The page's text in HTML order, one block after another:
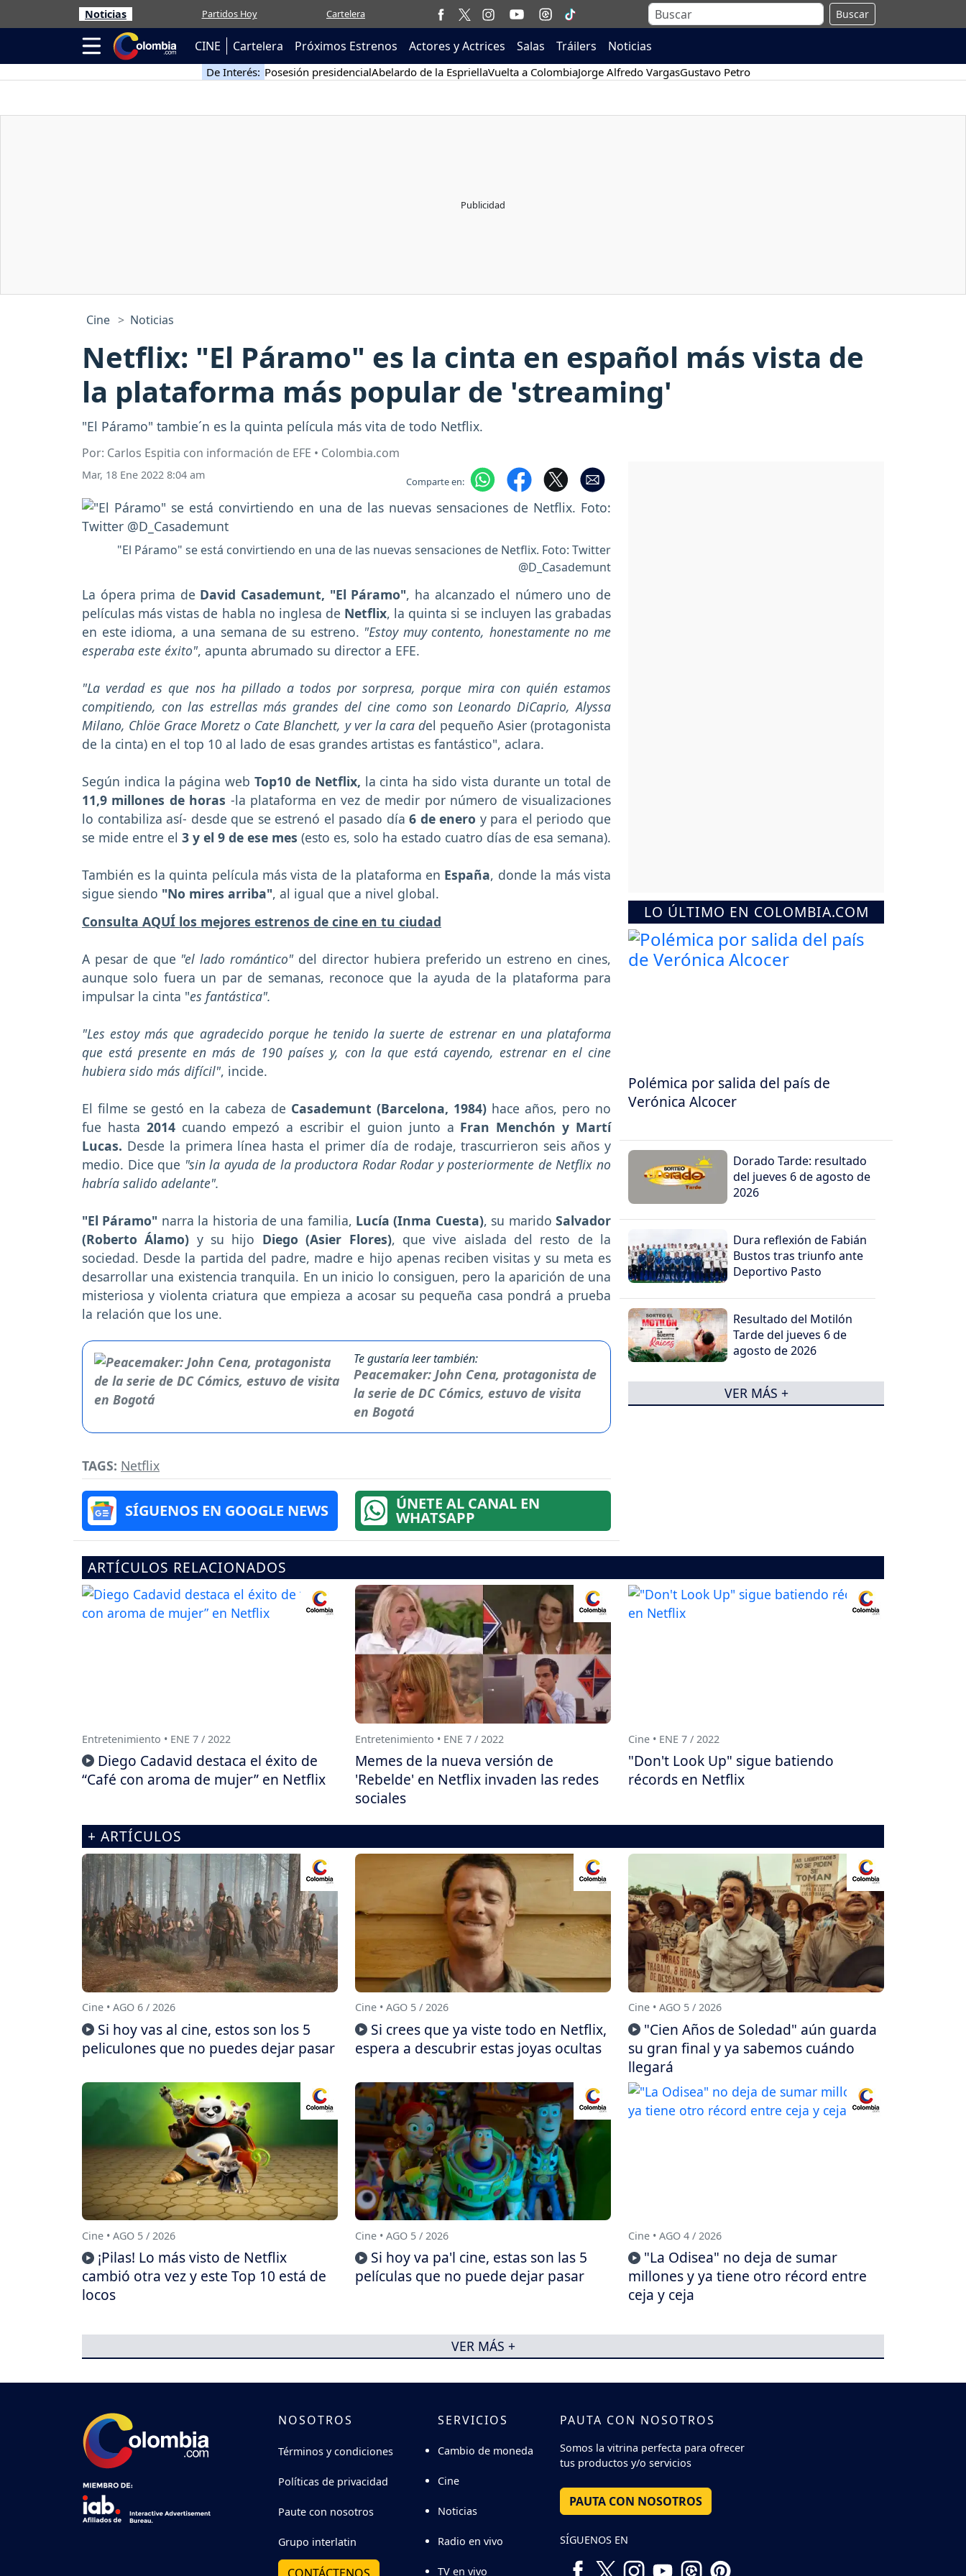
Noticias Partidos Hoy Cartelera Buscar
CINE Cartelera Próximos Estrenos Actores y Actrices Salas Tráilers Noticias
De Interés: Posesión presidencialAbelardo de la EspriellaVuelta a ColombiaJorge Alfredo VargasGustavo Petro
Cine Noticias
Netflix: "El Páramo" es la cinta en español más vista de
la plataforma más popular de 'streaming'
"El Páramo" tambie´n es la quinta película más vita de todo Netflix.
Por: Carlos Espitia con información de EFE • Colombia.com
Mar, 18 Ene 2022 8:04 am Comparte en:
"El Páramo" se está convirtiendo en una de las nuevas sensaciones de Netflix. Foto: Twitter
@D_Casademunt
La ópera prima de David Casademunt, "El Páramo", ha alcanzado el número uno de
películas más vistas de habla no inglesa de Netflix, la quinta si se incluyen las grabadas
en este idioma, a una semana de su estreno. "Estoy muy contento, honestamente no me
esperaba este éxito", apunta abrumado su director a EFE.
"La verdad es que nos ha pillado a todos por sorpresa, porque mira con quién estamos
compitiendo, con las estrellas más grandes del cine como son Leonardo DiCaprio, Alyssa
Milano, Chlöe Grace Moretz o Cate Blanchett, y ver la cara del pequeño Asier (protagonista
de la cinta) en el top 10 al lado de esas grandes artistas es fantástico", aclara.
Según indica la página web Top10 de Netflix, la cinta ha sido vista durante un total de
11,9 millones de horas -la plataforma en vez de medir por número de visualizaciones
lo contabiliza así- desde que se estrenó el pasado día6 de enero y para el periodo que
se mide entre el 3 y el 9 de ese mes (esto es, solo ha estado cuatro días de esa semana).
También es la quinta película más vista de la plataforma en España, donde la más vista
sigue siendo "No mires arriba", al igual que a nivel global.
Consulta AQUÍ los mejores estrenos de cine en tu ciudad
A pesar de que "el lado romántico" del director hubiera preferido un estreno en cines,
aunque solo fuera un par de semanas, reconoce que la ayuda de la plataforma para
impulsar la cinta "es fantástica".
"Les estoy más que agradecido porque he tenido la suerte de estrenar en una plataforma
que está presente en más de 190 países y, con la que está cayendo, estrenar en el cine
hubiera sido más difícil", incide.
El filme se gestó en la cabeza de Casademunt (Barcelona, 1984) hace años, pero no
fue hasta 2014cuando empezó a escribir el guion junto a Fran Menchón y Martí
Lucas. Desde la primera línea hasta el primer día de rodaje, trascurrieron seis años y
medio. Dice que "sin la ayuda de la productora Rodar Rodar y posteriormente de Netflix no
habría salido adelante".
"El Páramo" narra la historia de una familia, Lucía (Inma Cuesta), su maridoSalvador
(Roberto Álamo) y su hijo Diego (Asier Flores), que vive aislada del resto de la
sociedad. Desde la partida del padre, madre e hijo apenas reciben visitas y su meta es
desarrollar una existencia tranquila. En un inicio lo consiguen, pero la aparición de una
misteriosa y violenta criatura que empieza a acosar su pequeña casa pondrá a prueba
la relación que los une.
Te gustaría leer también:
Peacemaker: John Cena, protagonista de
la serie de DC Cómics, estuvo de visita
en Bogotá
TAGS: Netflix
SÍGUENOS EN GOOGLE NEWS ÚNETE AL CANAL EN
WHATSAPP
LO ÚLTIMO EN COLOMBIA.COM
Polémica por salida del país de
Verónica Alcocer
Dorado Tarde: resultado
del jueves 6 de agosto de
2026
Dura reflexión de Fabián
Bustos tras triunfo ante
Deportivo Pasto
Resultado del Motilón
Tarde del jueves 6 de
agosto de 2026
VER MÁS +
ARTÍCULOS RELACIONADOS
Entretenimiento • ENE 7 / 2022
Diego Cadavid destaca el éxito de
“Café con aroma de mujer” en Netflix
Entretenimiento • ENE 7 / 2022
Memes de la nueva versión de
'Rebelde' en Netflix invaden las redes
sociales
Cine • ENE 7 / 2022
"Don't Look Up" sigue batiendo
récords en Netflix
+ ARTÍCULOS
Cine • AGO 6 / 2026
Si hoy vas al cine, estos son los 5
peliculones que no puedes dejar pasar
Cine • AGO 5 / 2026
Si crees que ya viste todo en Netflix,
espera a descubrir estas joyas ocultas
Cine • AGO 5 / 2026
"Cien Años de Soledad" aún guarda
su gran final y ya sabemos cuándo
llegará
Cine • AGO 5 / 2026
¡Pilas! Lo más visto de Netflix
cambió otra vez y este Top 10 está de
locos
Cine • AGO 5 / 2026
Si hoy va pa'l cine, estas son las 5
películas que no puede dejar pasar
Cine • AGO 4 / 2026
"La Odisea" no deja de sumar
millones y ya tiene otro récord entre
ceja y ceja
VER MÁS +
NOSOTROS
Términos y condiciones
Políticas de privacidad
Paute con nosotros
Grupo interlatin
SERVICIOS
Cambio de moneda
Cine
Noticias
Radio en vivo
TV en vivo
PAUTA CON NOSOTROS
Somos la vitrina perfecta para ofrecer
tus productos y/o servicios
PAUTA CON NOSOTROS
SÍGUENOS EN